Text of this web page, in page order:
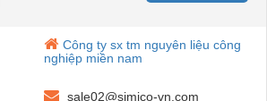
Công ty sx tm nguyên liệu công
nghiệp miền nam
sale02@simico-vn.com